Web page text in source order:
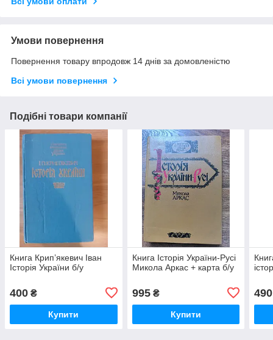
Умови повернення
Повернення товару впродовж 14 днів за домовленістю
Всі умови повернення
Подібні товари компанії
Книга Крип’якевич Іван
Історія України б/у
400 ₴
Купити
Книга Історія України-Русі
Микола Аркас + карта б/у
995₴
Купити
490